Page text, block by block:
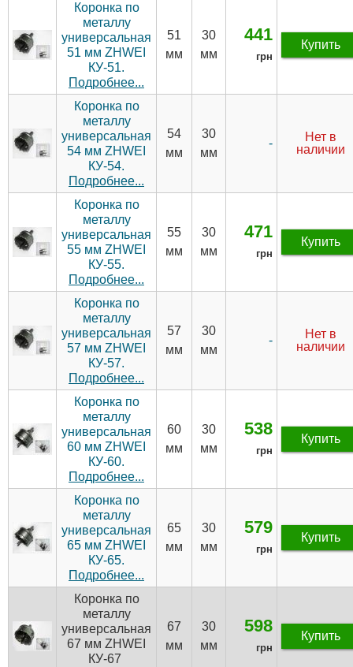
Коронка по
металлу
универсальная
51 мм ZHWEI
КУ-51.
Подробнее...
51
мм
30
мм
441
грн
Купить
Коронка по
металлу
универсальная
54 мм ZHWEI
КУ-54.
Подробнее...
54
мм
30
мм
-
Нет в
наличии
Коронка по
металлу
универсальная
55 мм ZHWEI
КУ-55.
Подробнее...
55
мм
30
мм
471
грн
Купить
Коронка по
металлу
универсальная
57 мм ZHWEI
КУ-57.
Подробнее...
57
мм
30
мм
-
Нет в
наличии
Коронка по
металлу
универсальная
60 мм ZHWEI
КУ-60.
Подробнее...
60
мм
30
мм
538
грн
Купить
Коронка по
металлу
универсальная
65 мм ZHWEI
КУ-65.
Подробнее...
65
мм
30
мм
579
грн
Купить
Коронка по
металлу
универсальная
67 мм ZHWEI
КУ-67
67
мм
30
мм
598
грн
Купить